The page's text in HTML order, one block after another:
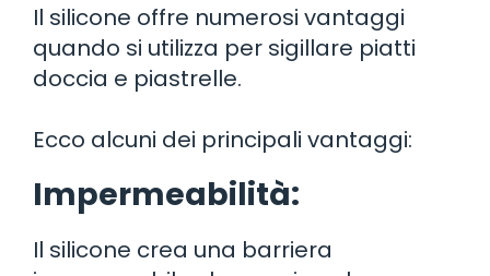
Il silicone offre numerosi vantaggi
quando si utilizza per sigillare piatti
doccia e piastrelle.
Ecco alcuni dei principali vantaggi:
Impermeabilità:
Il silicone crea una barriera